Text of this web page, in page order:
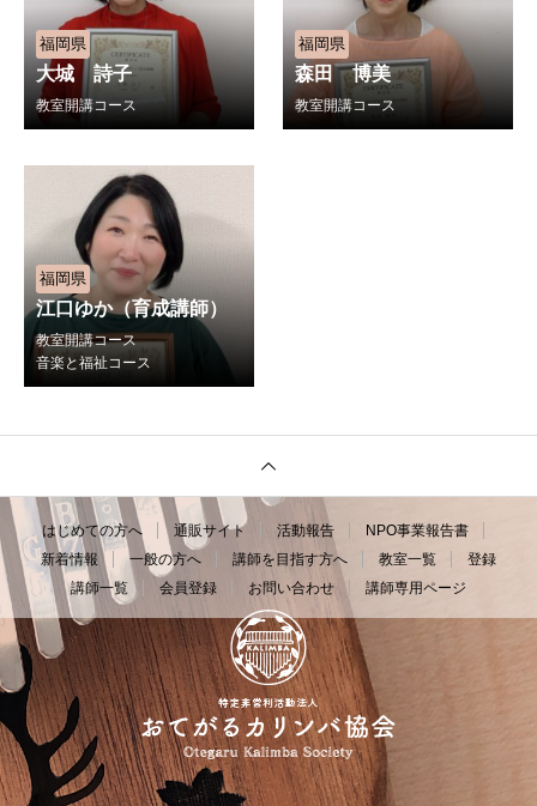
福岡県
大城 詩子
教室開講コース
福岡県
森田 博美
教室開講コース
福岡県
江口ゆか（育成講師）
教室開講コース
音楽と福祉コース
はじめての方へ 通販サイト 活動報告
NPO事業報告書
新着情報
一般の方へ 講師を目指す方へ 教室一覧
登録
講師一覧
会員登録 お問い合わせ 講師専用ページ